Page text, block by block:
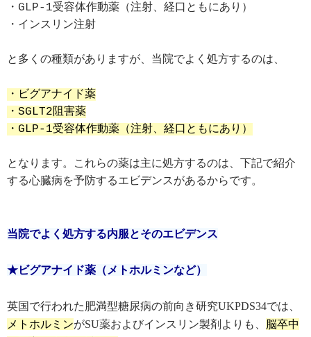
・GLP-1受容体作動薬（注射、経口ともにあり）
・インスリン注射
と多くの種類がありますが、当院でよく処方するのは、
・ビグアナイド薬
・SGLT2阻害薬
・GLP-1受容体作動薬（注射、経口ともにあり）
となります。これらの薬は主に処方するのは、下記で紹介
する心臓病を予防するエビデンスがあるからです。
当院でよく処方する内服とそのエビデンス
★ビグアナイド薬（メトホルミンなど）
英国で行われた肥満型糖尿病の前向き研究UKPDS34では、
メトホルミンがSU薬およびインスリン製剤よりも、
脳卒中